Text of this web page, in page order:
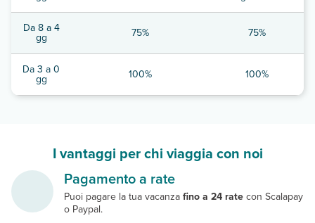
Da 8 a 4
gg 75% 75%
Da 3 a 0
gg 100% 100%
I vantaggi per chi viaggia con noi
Pagamento a rate
Puoi pagare la tua vacanzafino a 24 ratecon Scalapay
o Paypal.